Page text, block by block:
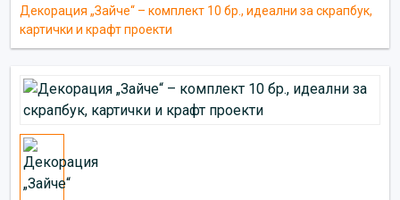
Декорация „Зайче“ – комплект 10 бр., идеални за скрапбук,
картички и крафт проекти